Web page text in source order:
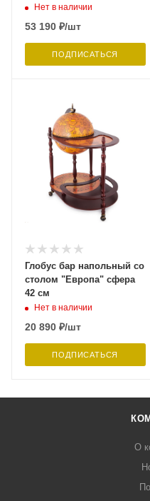
Нет в наличии
53 190 ₽/шт
ПОДПИСАТЬСЯ
Глобус бар напольный со
столом "Европа" сфера
42 см
Нет в наличии
20 890 ₽/шт
ПОДПИСАТЬСЯ
О